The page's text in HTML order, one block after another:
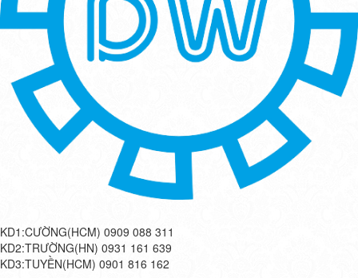
KD1:CƯỜNG(HCM) 0909 088 311
KD2:TRƯỜNG(HN) 0931 161 639
KD3:TUYỀN(HCM) 0901 816 162